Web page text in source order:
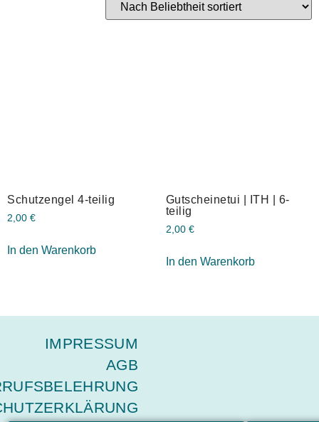
Schutzengel 4-teilig
2,00 €
In den Warenkorb
Gutscheinetui | ITH | 6-
teilig
2,00 €
In den Warenkorb
IMPRESSUM
AGB